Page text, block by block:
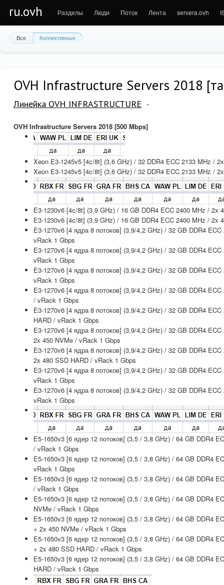
ru.ovh Разделы Люди Поток Лента servera.ovh
Все Коллективные
OVH Infrastructure Servers 2018
Линейка OVH INFRASTRUCTURE
OVH Infrastructure Servers 2018 [500 Mbps]
Xeon E3-1245v5 [4c/8t] (3,6 GHz) / 32 DDR4 ECC 2133 MHz /
Xeon E3-1245v5 [4c/8t] (3,6 GHz) / 32 DDR4 ECC 2133 MHz /
E3-1230v6 [4c/8t] (3,9 GHz) / 16 GB DDR4 ECC 2400 MHz / 2x
E3-1230v6 [4c/8t] (3,9 GHz) / 16 GB DDR4 ECC 2400 MHz / 2x
E3-1270v6 [4 ядра 8 потоков] (3,9/4,2 GHz) / 32 GB DDR4
vRack 1 Gbps
E3-1270v6 [4 ядра 8 потоков] (3,9/4,2 GHz) / 32 GB DDR4
vRack 1 Gbps
E3-1270v6 [4 ядра 8 потоков] (3,9/4,2 GHz) / 32 GB DDR4
vRack 1 Gbps
E3-1270v6 [4 ядра 8 потоков] (3,9/4,2 GHz) / 32 GB DDR4
/ vRack 1 Gbps
E3-1270v6 [4 ядра 8 потоков] (3,9/4,2 GHz) / 32 GB DDR4
HARD / vRack 1 Gbps
E3-1270v6 [4 ядра 8 потоков] (3,9/4,2 GHz) / 32 GB DDR4
2x 450 NVMe / vRack 1 Gbps
E3-1270v6 [4 ядра 8 потоков] (3,9/4,2 GHz) / 32 GB DDR4
2x 480 SSD HARD / vRack 1 Gbps
E3-1270v6 [4 ядра 8 потоков] (3,9/4,2 GHz) / 32 GB DDR4
vRack 1 Gbps
E3-1270v6 [4 ядра 8 потоков] (3,9/4,2 GHz) / 32 GB DDR4
vRack 1 Gbps
E5-1650v3 [6 ядер 12 потоков] (3,5 / 3,8 GHz) / 64 GB DDR4
/ vRack 1 Gbps
E5-1650v3 [6 ядер 12 потоков] (3,5 / 3,8 GHz) / 64 GB DDR4
vRack 1 Gbps
E5-1650v3 [6 ядер 12 потоков] (3,5 / 3,8 GHz) / 64 GB DDR4
/ vRack 1 Gbps
E5-1650v3 [6 ядер 12 потоков] (3,5 / 3,8 GHz) / 64 GB DDR4
NVMe / vRack 1 Gbps
E5-1650v3 [6 ядер 12 потоков] (3,5 / 3,8 GHz) / 64 GB DDR4
+ 2x 450 NVMe / vRack 1 Gbps
E5-1650v3 [6 ядер 12 потоков] (3,5 / 3,8 GHz) / 64 GB DDR4
+ 2x 480 SSD HARD / vRack 1 Gbps
E5-1650v3 [6 ядер 12 потоков] (3,5 / 3,8 GHz) / 64 GB DDR4
HARD / vRack 1 Gbps